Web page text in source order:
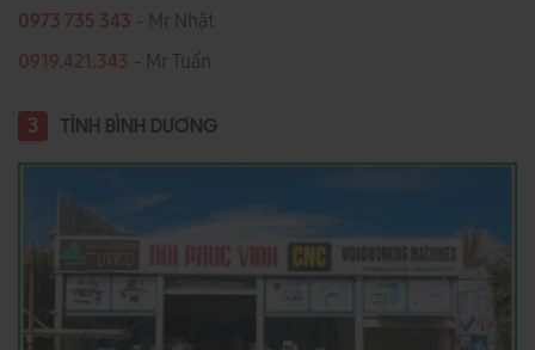
0973 735 343 - Mr Nhật
0919.421.343 ​​​​​​ - Mr Tuấn
3 TỈNH BÌNH DƯƠNG